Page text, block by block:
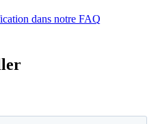
dans notre FAQ